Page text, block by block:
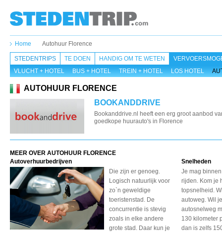
Home Autohuur Florence
STEDENTRIPS TE DOEN HANDIG OM TE WETEN
VLUCHT + HOTEL
BUS + HOTEL TREIN + HOTEL LOS HOTEL
AUTOHUUR FLORENCE
BOOKANDDRIVE
Bookanddrive.nl heeft een erg groot aanbod
goedkope huurauto's in Florence
MEER OVER AUTOHUUR FLORENCE
Autoverhuurbedrijven
Die zijn er genoeg.
Logisch natuurlijk voor
zo`n geweldige
toeristenstad. De
concurrentie is stevig
zoals in elke andere
grote stad. Daar kun je
Snelheden
Je mag
rijden. Kom je
topsnelheid.
autoweg. Wil
autosnelweg
130 kilometer
dan is zelfs